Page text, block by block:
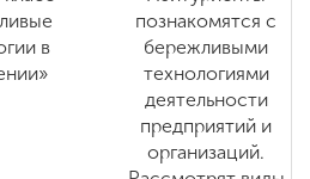
в
познакомятся с
бережливыми
технологиями
деятельности
предприятий и
организаций.